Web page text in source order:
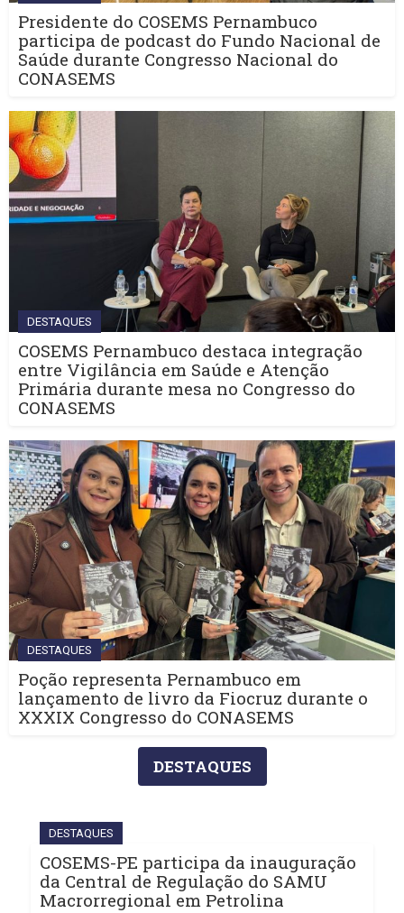
Presidente do COSEMS Pernambuco
participa de podcast do Fundo Nacional de
Saúde durante Congresso Nacional do
CONASEMS
DESTAQUES
COSEMS Pernambuco destaca integração
entre Vigilância em Saúde e Atenção
Primária durante mesa no Congresso do
CONASEMS
DESTAQUES
Poção representa Pernambuco em
lançamento de livro da Fiocruz durante o
XXXIX Congresso do CONASEMS
DESTAQUES
DESTAQUES
COSEMS-PE participa da inauguração
da Central de Regulação do SAMU
Macrorregional em Petrolina